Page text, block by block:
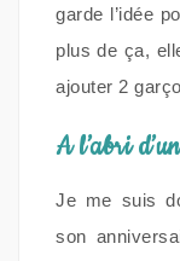
garde l’idée
plus de ça,
ajouter 2
A l’abri
Je me suis
son